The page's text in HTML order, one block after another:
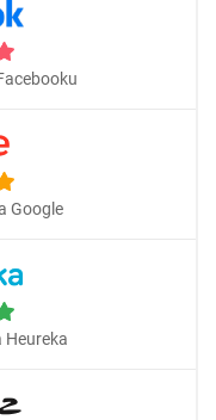
Google
Heureka